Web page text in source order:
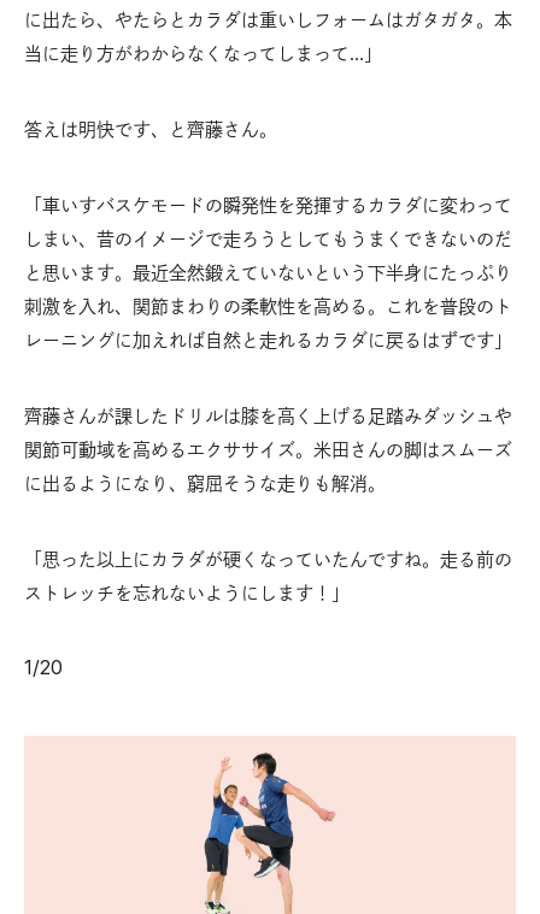
に出たら、やたらとカラダは重いしフォームはガタガタ。本
当に走り方がわからなくなってしまって…」
答えは明快です、と齊藤さん。
「車いすバスケモードの瞬発性を発揮するカラダに変わって
しまい、昔のイメージで走ろうとしてもうまくできないのだ
と思います。最近全然鍛えていないという下半身にたっぷり
刺激を入れ、関節まわりの柔軟性を高める。これを普段のト
レーニングに加えれば自然と走れるカラダに戻るはずです」
齊藤さんが課したドリルは膝を高く上げる足踏みダッシュや
関節可動域を高めるエクササイズ。米田さんの脚はスムーズ
に出るようになり、窮屈そうな走りも解消。
「思った以上にカラダが硬くなっていたんですね。走る前の
ストレッチを忘れないようにします！」
1/20